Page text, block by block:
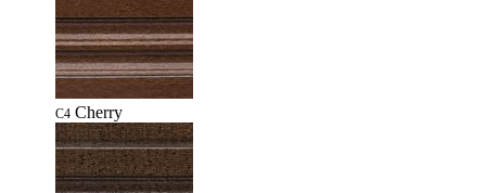
C4 Cherry